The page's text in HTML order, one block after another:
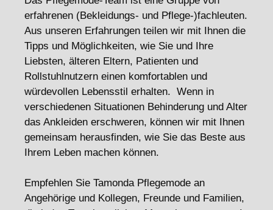
erfahrenen (Bekleidungs- und Pflege-)fachleuten.
Aus unseren Erfahrungen teilen wir mit Ihnen die
Tipps und Möglichkeiten, wie Sie und Ihre
Liebsten, älteren Eltern, Patienten und
Rollstuhlnutzern einen komfortablen und
würdevollen Lebensstil erhalten. Wenn in
verschiedenen Situationen Behinderung und Alter
das Ankleiden erschweren, können wir mit Ihnen
gemeinsam herausfinden, wie Sie das Beste aus
Ihrem Leben machen können.
Empfehlen Sie Tamonda Pflegemode an
Angehörige und Kollegen, Freunde und Familien,